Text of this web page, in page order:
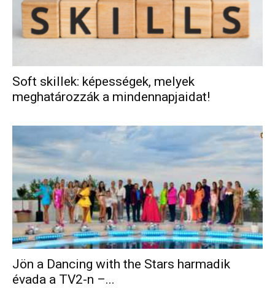
Soft skillek: képességek, melyek
meghatározzák a mindennapjaidat!
Jön a Dancing with the Stars harmadik
évada a TV2-n –...